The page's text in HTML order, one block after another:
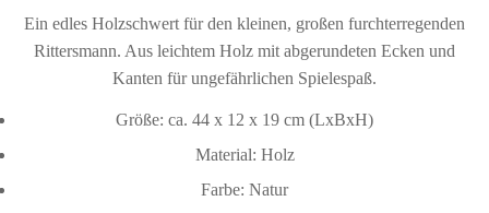
Ein edles Holzschwert für den kleinen, großen furchterregenden
Rittersmann. Aus leichtem Holz mit abgerundeten Ecken und
Kanten für ungefährlichen Spielespaß.
Größe: ca. 44 x 12 x 19 cm (LxBxH)
Material: Holz
Farbe: Natur